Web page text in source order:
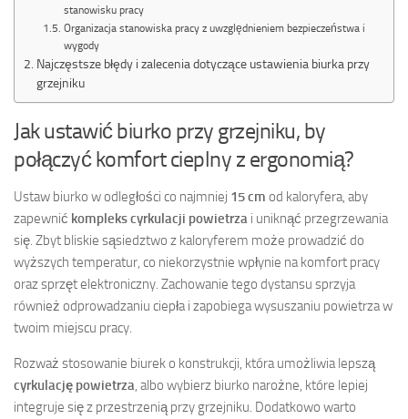
stanowisku pracy
Organizacja stanowiska pracy z uwzględnieniem bezpieczeństwa i
wygody
Najczęstsze błędy i zalecenia dotyczące ustawienia biurka przy
grzejniku
Jak ustawić biurko przy grzejniku, by
połączyć komfort cieplny z ergonomią?
Ustaw biurko w odległości co najmniej 15 cm od kaloryfera, aby
zapewnić kompleks cyrkulacji powietrza i uniknąć przegrzewania
się. Zbyt bliskie sąsiedztwo z kaloryferem może prowadzić do
wyższych temperatur, co niekorzystnie wpłynie na komfort pracy
oraz sprzęt elektroniczny. Zachowanie tego dystansu sprzyja
również odprowadzaniu ciepła i zapobiega wysuszaniu powietrza w
twoim miejscu pracy.
Rozważ stosowanie biurek o konstrukcji, która umożliwia lepszą
cyrkulację powietrza , albo wybierz biurko narożne, które lepiej
integruje się z przestrzenią przy grzejniku. Dodatkowo warto